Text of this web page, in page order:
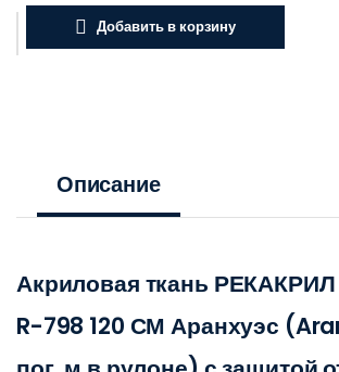
Добавить в корзину
Описание
Акриловая ткань РЕКАКРИЛ
R-798 120 СМ Аранхуэс